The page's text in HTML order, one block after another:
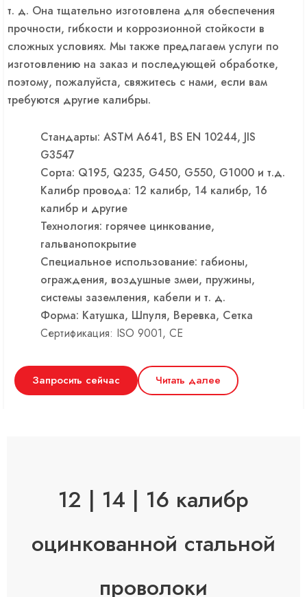
т. д. Она тщательно изготовлена для обеспечения
прочности, гибкости и коррозионной стойкости в
сложных условиях. Мы также предлагаем услуги по
изготовлению на заказ и последующей обработке,
поэтому, пожалуйста, свяжитесь с нами, если вам
требуются другие калибры.
Стандарты: ASTM A641, BS EN 10244, JIS
G3547
Сорта: Q195, Q235, G450, G550, G1000 и т.д.
Калибр провода: 12 калибр, 14 калибр, 16
калибр и другие
Технология: горячее цинкование,
гальванопокрытие
Специальное использование: габионы,
ограждения, воздушные змеи, пружины,
системы заземления, кабели и т. д.
Форма: Катушка, Шпуля, Веревка, Сетка
Сертификация: ISO 9001, CE
Запросить сейчас Читать далее
12 | 14 | 16 калибр
оцинкованной стальной
проволоки